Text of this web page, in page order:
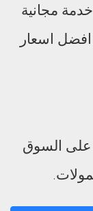
مجانية
افضل اسعار
على السوق